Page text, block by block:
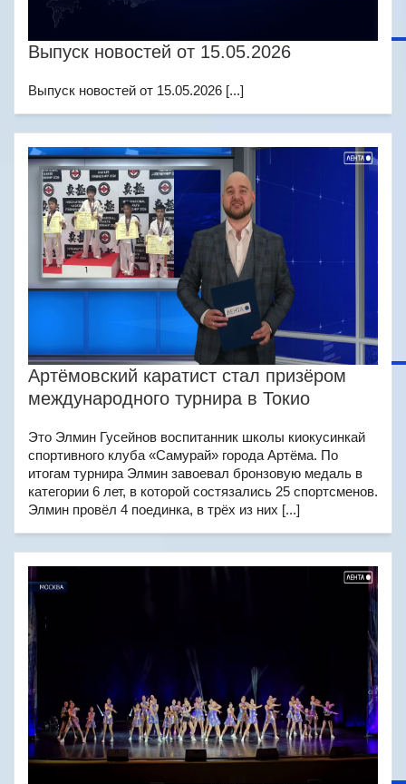
Выпуск новостей от 15.05.2026
Выпуск новостей от 15.05.2026 [...]
Артёмовский каратист стал призёром
международного турнира в Токио
Это Элмин Гусейнов воспитанник школы киокусинкай
спортивного клуба «Самурай» города Артёма. По
итогам турнира Элмин завоевал бронзовую медаль в
категории 6 лет, в которой состязались 25 спортсменов.
Элмин провёл 4 поединка, в трёх из них [...]